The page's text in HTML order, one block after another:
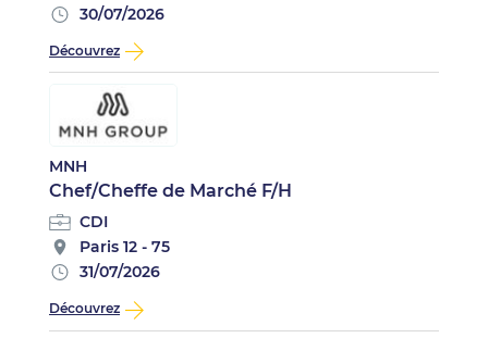
30/07/2026
Découvrez
MNH
Chef/Cheffe de Marché F/H
CDI
Paris 12 - 75
31/07/2026
Découvrez